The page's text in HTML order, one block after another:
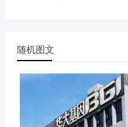
随机图文